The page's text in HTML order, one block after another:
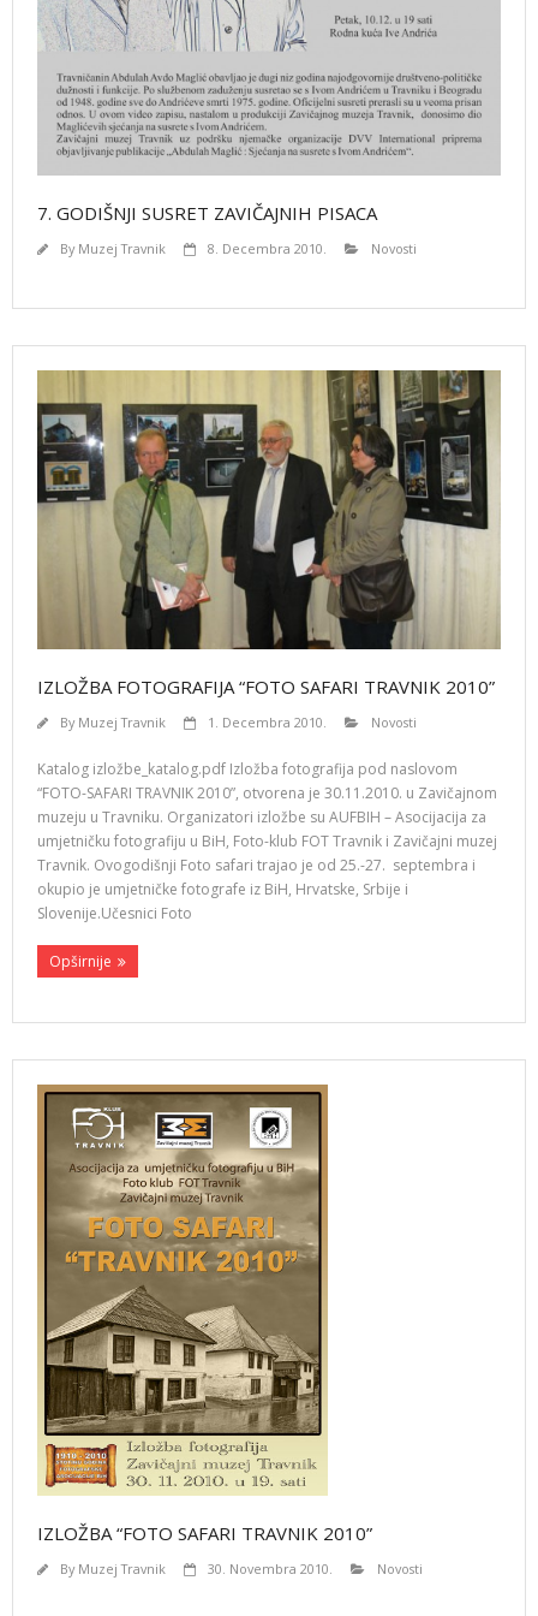
7. GODIŠNJI SUSRET ZAVIČAJNIH PISACA
By Muzej Travnik 8. Decembra 2010. Novosti
IZLOŽBA FOTOGRAFIJA “FOTO SAFARI TRAVNIK 2010”
By Muzej Travnik 1. Decembra 2010. Novosti
Katalog izložbe_katalog.pdf Izložba fotografija pod naslovom
“FOTO-SAFARI TRAVNIK 2010”, otvorena je 30.11.2010. u Zavičajnom
muzeju u Travniku. Organizatori izložbe su AUFBIH – Asocijacija za
umjetničku fotografiju u BiH, Foto-klub FOT Travnik i Zavičajni muzej
Travnik. Ovogodišnji Foto safari trajao je od 25.-27. septembra i
okupio je umjetničke fotografe iz BiH, Hrvatske, Srbije i
Slovenije.Učesnici Foto
Opširnije
IZLOŽBA “FOTO SAFARI TRAVNIK 2010”
By Muzej Travnik 30. Novembra 2010. Novosti